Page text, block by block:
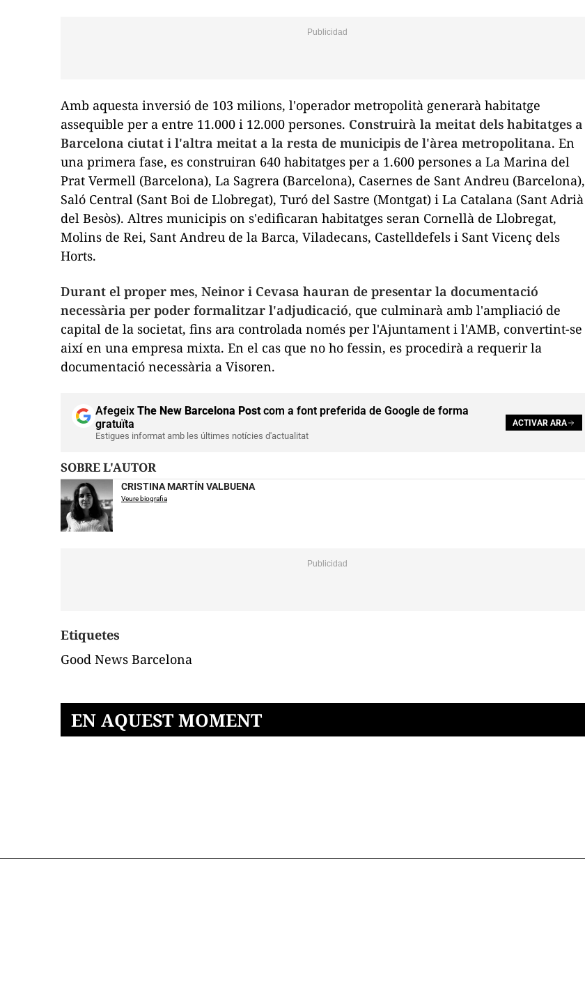
Amb aquesta inversió de 103 milions, l'operador metropolità generarà habitatge
assequible per a entre 11.000 i 12.000 persones. Construirà la meitat dels habitatges a
Barcelona ciutat i l'altra meitat a la resta de municipis de l'àrea metropolitana. En
una primera fase, es construiran 640 habitatges per a 1.600 persones a La Marina del
Prat Vermell (Barcelona), La Sagrera (Barcelona), Casernes de Sant Andreu (Barcelona),
Saló Central (Sant Boi de Llobregat), Turó del Sastre (Montgat) i La Catalana (Sant Adrià
del Besòs). Altres municipis on s'edificaran habitatges seran Cornellà de Llobregat,
Molins de Rei, Sant Andreu de la Barca, Viladecans, Castelldefels i Sant Vicenç dels
Horts.
Durant el proper mes, Neinor i Cevasa hauran de presentar la documentació
necessària per poder formalitzar l'adjudicació, que culminarà amb l'ampliació de
capital de la societat, fins ara controlada només per l'Ajuntament i l'AMB, convertint-se
així en una empresa mixta. En el cas que no ho fessin, es procedirà a requerir la
documentació necessària a Visoren.
Afegeix The New Barcelona Postcom a font preferida de Google de forma
gratuïta
Estigues informat amb les últimes notícies d'actualitat
ACTIVAR ARA
SOBRE L'AUTOR
CRISTINA MARTÍN VALBUENA
Veure biografia
Etiquetes
Good News Barcelona
EN AQUEST MOMENT